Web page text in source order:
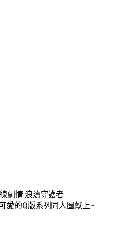
劇情 浪濤守護者
愛的Q版系列同人圖獻上~